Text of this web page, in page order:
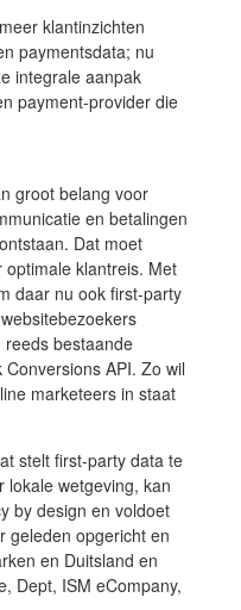
klantinzichten
paymentsdata; nu
integrale aanpak
payment-provider die
groot belang voor
en betalingen
Dat moet
klantreis. Met
daar nu ook first-party
bestaande
API. Zo wil
marketeers in staat
stelt first-party data te
lokale wetgeving, kan
by design en voldoet
geleden opgericht en
en Duitsland en
Dept, ISM eCompany,